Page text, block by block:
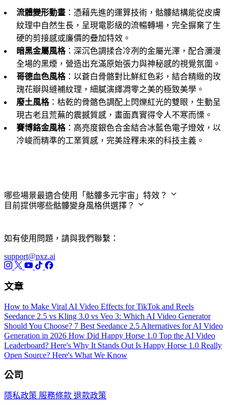
流體變形動畫 ：憑藉先進的運算技術，骷髏結構能從皮膚
紋理中自然生長，呈現電影級的流暢轉場，完全摒棄了生
硬的剪接感或廉價的疊加特效。
暗黑金屬風格：深沉色調揉合冷冽的金屬光澤，配合瀰漫
全場的黑煙，營造出充滿原始張力與神秘感的視覺氛圍。
哥德血色風格：以蒼白骨骼對比鮮紅色彩，結合精緻的玫
瑰花瓣與縫補紋理，細膩演繹凋零之美的極致美學。
廢土風格：枯乾的骨骼色調配上閃爍紅光的雙眼，生動呈
現古老且荒蕪的震撼質感，畫面真實得令人不寒而慄。
賽博鉻金風格：高亮度銀色合金結合冰藍色電子燈效，以
冷峻而精準的工業質感，完美詮釋未來的科技主義。
哪些場景最適合使用「骷髏多元宇宙」特效？
目前提供哪些骷髏變身風格供選擇？
如有使用問題，請與我們聯繫：
support@pxz.ai
文章
How to Make Viral AI Video Effects for TikTok and Reels
Seedance 2.5 vs Kling 3.0 vs Veo 3: Which AI Video Generator
Should You Choose? 7 Best Seedance 2.5 Alternatives for AI Video
Generation in 2026 How Did Happy Horse 1.0 Top the AI Video
Leaderboard? Here's Why It Stands Out Is Happy Horse 1.0 Really
Open Source? Here's What We Know
公司
隱私政策 服務條款 退款政策